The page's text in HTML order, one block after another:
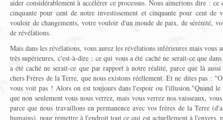
aider considérablement à accélérer ce processus. Nous aimerions dire :
cinquante pour cent de notre investissement et cinquante pour cent de
vouloir de changements, votre vouloir d'un monde de paix, de sérénité,
de révélations.
Mais dans les révélations, vous aurez les révélations inférieures mais vous
très supérieures, c'est-à-dire : ce qui vous a été caché ne serait-ce que
a été caché ne serait-ce que par rapport à notre réalité, parce que là
chers Frères de la Terre, que nous existons réellement. Et ne dites pas :
vous voit pas ! Alors on est toujours dans l'espoir ou l'illusion."Quand le
que non seulement vous nous verrez, mais vous verrez nos vaisseaux,
parce que nous travaillons en permanence avec vos frères de la Terre
humains), pour remettre à l'endroit tout ce qui est actuellement à l'envers,